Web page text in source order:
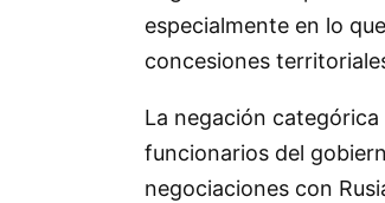
especialmente en lo
concesiones
La negación
funcionarios del
negociaciones con